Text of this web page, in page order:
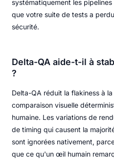
systématiquement les
que votre suite de tests a
sécurité.
Delta-QA aide-t-il à
?
Delta-QA réduit la flakiness à
comparaison visuelle
humaine. Les variations de
de timing qui causent la
sont ignorées nativement,
que ce qu'un œil humain